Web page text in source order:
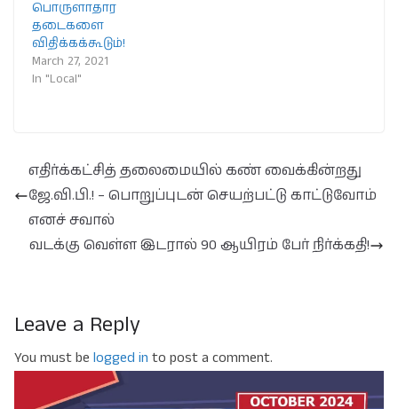
பொருளாதார
தடைகளை
விதிக்கக்கூடும்!
March 27, 2021
In "Local"
எதிர்க்கட்சித் தலைமையில் கண் வைக்கின்றது
ஜே.வி.பி.! – பொறுப்புடன் செயற்பட்டு காட்டுவோம்
எனச் சவால்
வடக்கு வெள்ள இடரால் 90 ஆயிரம் பேர் நிர்க்கதி!
Leave a Reply
You must be logged in to post a comment.